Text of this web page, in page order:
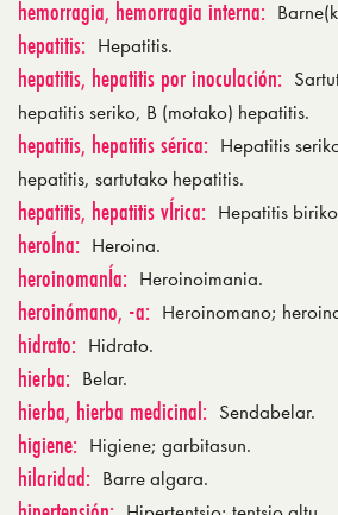
hemorragia, hemorragia interna:
hepatitis: Hepatitis.
hepatitis, hepatitis por inoculación:
hepatitis seriko, B (motako) hepatitis.
hepatitis, hepatitis sérica: Hepatitis
hepatitis, sartutako hepatitis.
hepatitis, hepatitis vÍrica: Hepatitis
heroÍna: Heroina.
heroinomanÍa: Heroinoimania.
heroinómano, -a: Heroinomano;
hidrato: Hidrato.
hierba: Belar.
hierba, hierba medicinal: Sendabelar.
higiene: Higiene; garbitasun.
hilaridad: Barre algara.